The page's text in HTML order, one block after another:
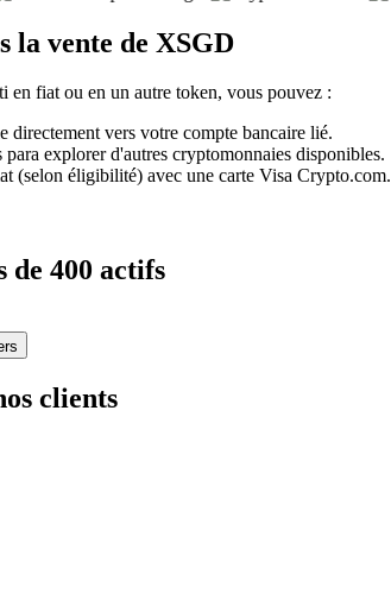
la vente de XSGD
fiat ou en un autre token, vous pouvez :
directement vers votre compte bancaire lié.
explorer d'autres cryptomonnaies disponibles.
(selon éligibilité) avec une carte Visa Crypto.com.
de 400 actifs
clients